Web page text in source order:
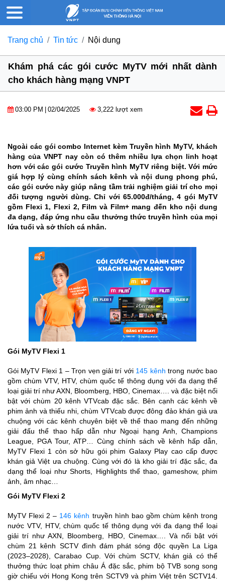
Trang chủ Tin tức Nội dung
Khám phá các gói cước MyTV mới nhất dành
cho khách hàng mạng VNPT
03:00 PM 02/04/2025 3,222 lượt xem
Ngoài các gói combo Internet kèm Truyền hình MyTV, khách
hàng của VNPT nay còn có thêm nhiều lựa chọn linh hoạt
hơn với các gói cước Truyền hình MyTV riêng biệt. Với mức
giá hợp lý cùng chính sách kênh và nội dung phong phú,
các gói cước này giúp nâng tầm trải nghiệm giải trí cho mọi
đối tượng người dùng. Chỉ với 65.000đ/tháng, 4 gói MyTV
gồm Flexi 1, Flexi 2, Film và Film+ mang đến kho nội dung
đa dạng, đáp ứng nhu cầu thưởng thức truyền hình của mọi
lứa tuổi và sở thích cá nhân.
Gói MyTV Flexi 1
Gói MyTV Flexi 1 – Trọn vẹn giải trí với 145 kênh trong nước bao
gồm chùm VTV, HTV, chùm quốc tế thông dụng với đa dạng thể
loại giải trí như AXN, Bloomberg, HBO, Cinemax…. và đặc biệt nổi
bật với chùm 20 kênh VTVcab đặc sắc. Bên cạnh các kênh về
phim ảnh và thiếu nhi, chùm VTVcab được đông đảo khán giả ưa
chuộng với các kênh chuyên biệt về thể thao mang đến những
giải đấu thể thao hấp dẫn như Ngoại hạng Anh, Champions
League, PGA Tour, ATP… Cùng chính sách về kênh hấp dẫn,
MyTV Flexi 1 còn sở hữu gói phim Galaxy Play cao cấp được
khán giả Việt ưa chuộng. Cùng với đó là kho giải trí đặc sắc, đa
dạng thể loại như Shorts, Highlights thể thao, gameshow, phim
ảnh, âm nhạc…
Gói MyTV Flexi 2
MyTV Flexi 2 – 146 kênh truyền hình bao gồm chùm kênh trong
nước VTV, HTV, chùm quốc tế thông dụng với đa dạng thể loại
giải trí như AXN, Bloomberg, HBO, Cinemax…. Và nổi bật với
chùm 21 kênh SCTV đình đám phát sóng độc quyền La Liga
(2023–2028), Carabao Cup. Với chùm SCTV, khán giả có thể
thưởng thức loạt phim châu Á đặc sắc, phim bộ TVB song song
giờ chiếu với Hong Kong trên SCTV9 và phim Việt trên SCTV14.